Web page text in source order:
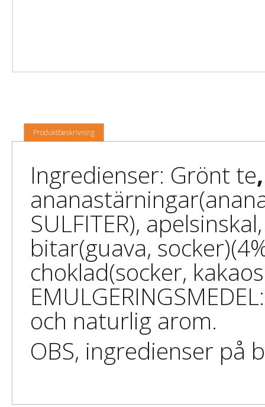
Produktbeskrivning
Ingredienser: Grönt te,
SULFITER),
bitar(guava,
choklad(socker,
och naturlig arom.
OBS, ingredienser på